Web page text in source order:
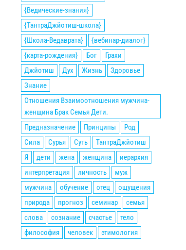
{Ведические-знания}
{ТантраДжйотиш-школа}
{Школа-Ведаврата}
{вебинар-диалог}
{карта-рождения}
Бог
Грахи
Джйотиш
Дух Жизнь
Здоровье
Знание
Отношения Взаимоотношения мужчина-
женщина Брак Семья Дети.
Предназначение
Принципы
Род
Сила
Сурья Суть
ТантраДжйотиш
Я
дети жена женщина
иерархия
интерпретация
личность
муж
мужчина
обучение отец
ощущения
природа
прогноз семинар
семья
слова
сознание счастье
тело
философия
человек этимология